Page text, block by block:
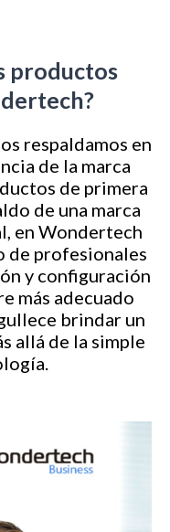
productos
respaldamos en
de la marca
de primera
de una marca
en Wondertech
de profesionales
y configuración
más adecuado
brindar un
allá de la simple